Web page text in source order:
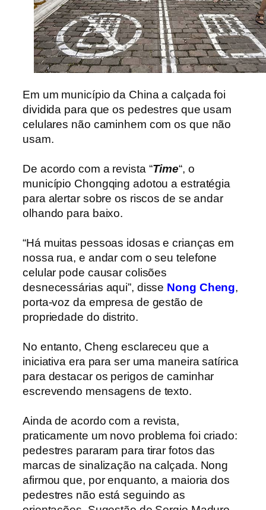
Em um município da China a calçada foi
dividida para que os pedestres que usam
celulares não caminhem com os que não
usam.
De acordo com a revista “Time“, o
município Chongqing adotou a estratégia
para alertar sobre os riscos de se andar
olhando para baixo.
“Há muitas pessoas idosas e crianças em
nossa rua, e andar com o seu telefone
celular pode causar colisões
desnecessárias aqui”, disse Nong Cheng,
porta-voz da empresa de gestão de
propriedade do distrito.
No entanto, Cheng esclareceu que a
iniciativa era para ser uma maneira satírica
para destacar os perigos de caminhar
escrevendo mensagens de texto.
Ainda de acordo com a revista,
praticamente um novo problema foi criado:
pedestres pararam para tirar fotos das
marcas de sinalização na calçada. Nong
afirmou que, por enquanto, a maioria dos
pedestres não está seguindo as